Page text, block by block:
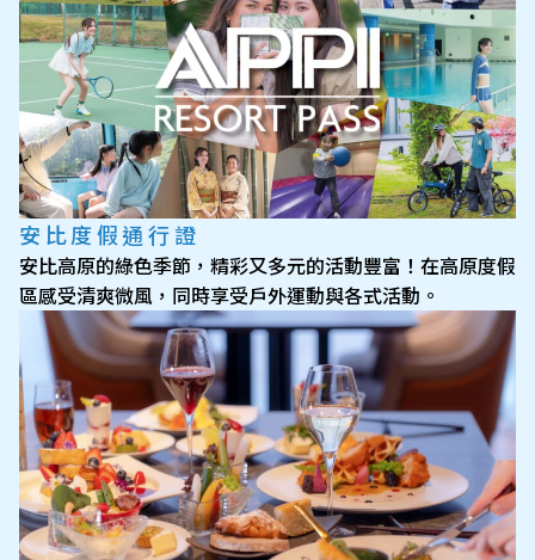
安比度假通行證
安比高原的綠色季節，精彩又多元的活動豐富！在高原度假
區感受清爽微風，同時享受戶外運動與各式活動。